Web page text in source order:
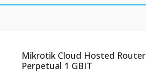
Mikrotik Cloud Hosted Router
Perpetual 1 GBIT